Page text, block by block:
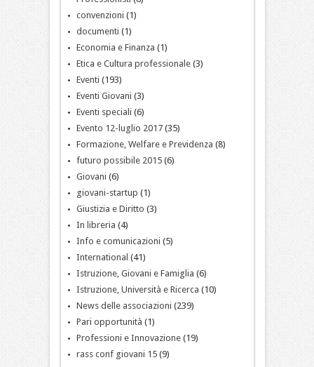
convenzioni (1)
documenti (1)
Economia e Finanza (1)
Etica e Cultura professionale(3)
Eventi (193)
Eventi Giovani (3)
Eventi speciali (6)
Evento 12-luglio 2017(35)
Formazione, Welfare e Previdenza (8)
futuro possibile 2015(6)
Giovani (6)
giovani-startup (1)
Giustizia e Diritto (3)
In libreria (4)
Info e comunicazioni (5)
International (41)
Istruzione, Giovani e Famiglia (6)
Istruzione, Università e Ricerca (10)
News delle associazioni (239)
Pari opportunità (1)
Professioni e Innovazione(19)
rass conf giovani 15(9)